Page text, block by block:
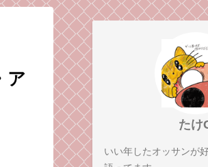
ア
たけ
いい年したオッサンが